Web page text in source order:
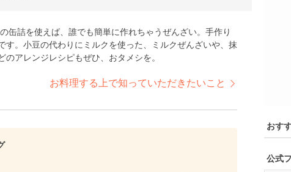
缶詰を使えば、誰でも簡単に作れちゃうぜんざい。手作り
す。小豆の代わりにミルクを使った、ミルクぜんざいや、抹
アレンジレシピもぜひ、おタメシを。
お料理する上で知っていただきたいこと
おす
公式